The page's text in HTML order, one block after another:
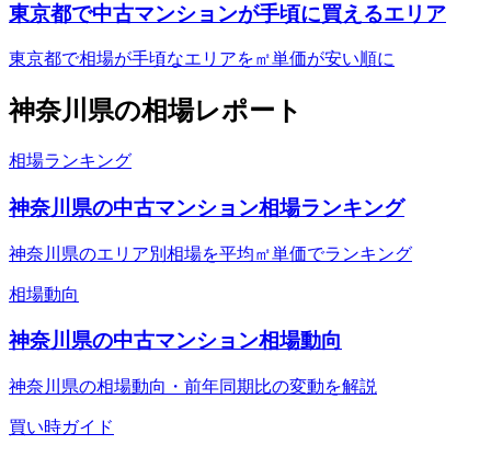
東京都で中古マンションが手頃に買えるエリア
東京都で相場が手頃なエリアを㎡単価が安い順に
神奈川県の相場レポート
相場ランキング
神奈川県の中古マンション相場ランキング
神奈川県のエリア別相場を平均㎡単価でランキング
相場動向
神奈川県の中古マンション相場動向
神奈川県の相場動向・前年同期比の変動を解説
買い時ガイド